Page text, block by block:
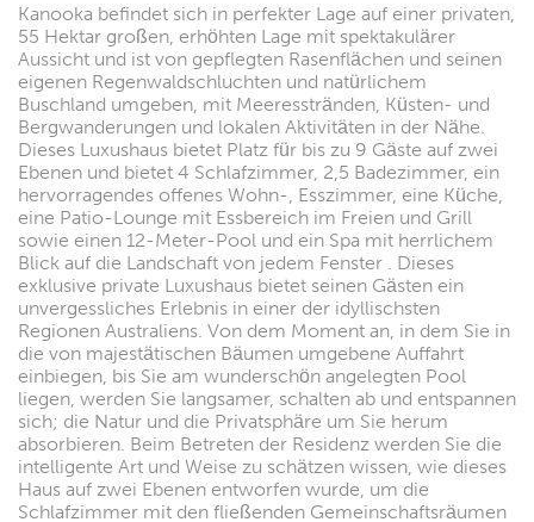
Kanooka befindet sich in perfekter Lage auf einer privaten,
55 Hektar großen, erhöhten Lage mit spektakulärer
Aussicht und ist von gepflegten Rasenflächen und seinen
eigenen Regenwaldschluchten und natürlichem
Buschland umgeben, mit Meeresstränden, Küsten- und
Bergwanderungen und lokalen Aktivitäten in der Nähe.
Dieses Luxushaus bietet Platz für bis zu 9 Gäste auf zwei
Ebenen und bietet 4 Schlafzimmer, 2,5 Badezimmer, ein
hervorragendes offenes Wohn-, Esszimmer, eine Küche,
eine Patio-Lounge mit Essbereich im Freien und Grill
sowie einen 12-Meter-Pool und ein Spa mit herrlichem
Blick auf die Landschaft von jedem Fenster . Dieses
exklusive private Luxushaus bietet seinen Gästen ein
unvergessliches Erlebnis in einer der idyllischsten
Regionen Australiens. Von dem Moment an, in dem Sie in
die von majestätischen Bäumen umgebene Auffahrt
einbiegen, bis Sie am wunderschön angelegten Pool
liegen, werden Sie langsamer, schalten ab und entspannen
sich; die Natur und die Privatsphäre um Sie herum
absorbieren. Beim Betreten der Residenz werden Sie die
intelligente Art und Weise zu schätzen wissen, wie dieses
Haus auf zwei Ebenen entworfen wurde, um die
Schlafzimmer mit den fließenden Gemeinschaftsräumen